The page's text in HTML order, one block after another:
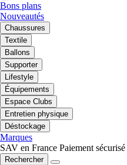
Bons plans
Nouveautés
Chaussures
Textile
Ballons
Supporter
Lifestyle
Équipements
Espace Clubs
Entretien physique
Déstockage
Marques
SAV en France Paiement sécurisé
Rechercher